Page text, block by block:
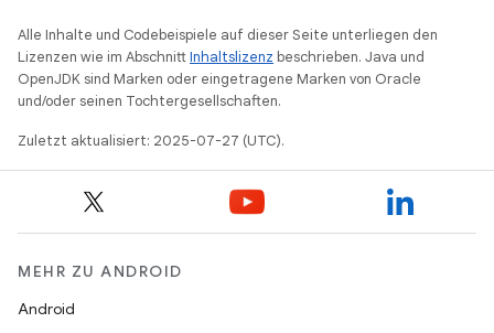
Alle Inhalte und Codebeispiele auf dieser Seite unterliegen den
Lizenzen wie im AbschnittInhaltslizenz beschrieben. Java und
OpenJDK sind Marken oder eingetragene Marken von Oracle
und/oder seinen Tochtergesellschaften.
Zuletzt aktualisiert: 2025-07-27 (UTC).
MEHR ZU ANDROID
Android